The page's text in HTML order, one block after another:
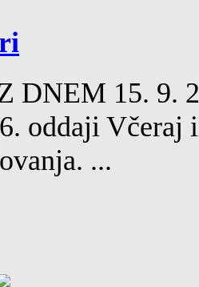
DNEM 15. 9.
oddaji Včeraj
...